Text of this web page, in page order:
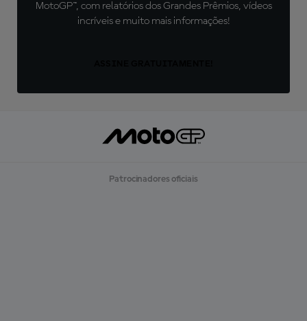
MotoGP™, com relatórios dos Grandes Prêmios, vídeos
incríveis e muito mais informações!
Patrocinadores oficiais